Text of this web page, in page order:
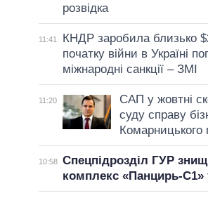
розвідка
11:41
КНДР заробила близько
початку війни в Україні
міжнародні санкції – ЗМІ
11:20
САП у жовтні
суду справу
10:58 Спецпідрозділ ГУР
комплекс «Панцирь-С1»